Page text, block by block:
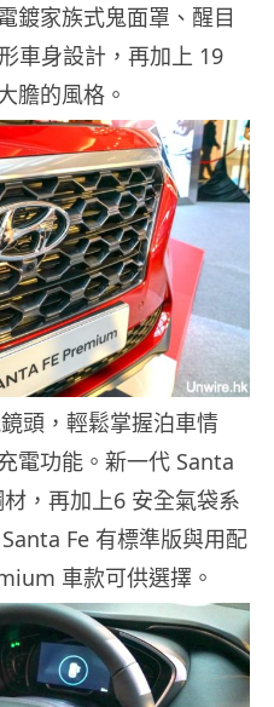
鍍家族式鬼面罩、醒目
車身設計，再加上 19
膽的風格。
頭，輕鬆掌握泊車情
電功能。新一代 Santa
，再加上6 安全氣袋系
Fe 有標準版與用配
車款可供選擇。